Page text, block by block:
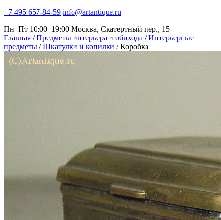
+7 495 657-84-59 info@artantique.ru
Пн–Пт 10:00–19:00 Москва, Скатертный пер., 15
Главная / Предметы интерьера и обихода / Интерьерные
предметы / Шкатулки и копилки / Коробка